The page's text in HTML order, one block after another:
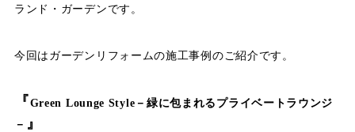
ランド・ガーデンです。
今回はガーデンリフォームの施工事例のご紹介です。
『Green Lounge Style－緑に包まれるプライベートラウンジ
－ 』